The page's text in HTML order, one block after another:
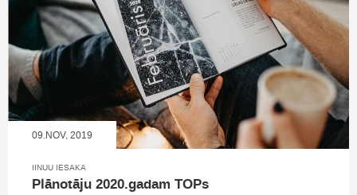
09.NOV, 2019
IINUU IESAKA
Plānotāju 2020.gadam TOPs